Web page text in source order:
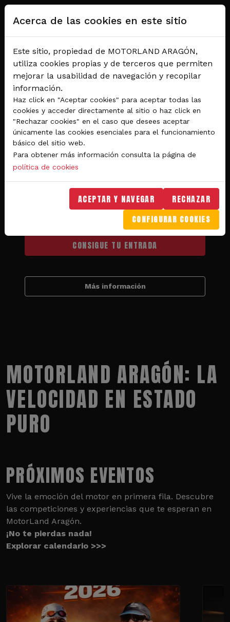
Pasar al contenido principal
Del 28 al 30 de agosto 2026
Circuito de velocidad
GRAN PREMIO
MICHELIN® DE ARAGÓN
DE MOTOGP™ 2026
CONSIGUE TU ENTRADA
Más información
MOTORLAND ARAGÓN: LA
VELOCIDAD EN ESTADO
PURO
PRÓXIMOS EVENTOS
Vive la emoción del motor en primera fila. Descubre
las competiciones y experiencias que te esperan en
MotorLand Aragón.
¡No te pierdas nada!
Explorar calendario >>>
Acerca de las cookies en este sitio
Este sitio, propiedad de MOTORLAND ARAGÓN,
utiliza cookies propias y de terceros que permiten
mejorar la usabilidad de navegación y recopilar
información.
Haz click en "Aceptar cookies" para aceptar todas las
cookies y acceder directamente al sitio o haz click en
"Rechazar cookies" en el caso que desees aceptar
únicamente las cookies esenciales para el funcionamiento
básico del sitio web.
Para obtener más información consulta la página de
política de cookies
ACEPTAR Y NAVEGAR RECHAZAR
CONFIGURAR COOKIES